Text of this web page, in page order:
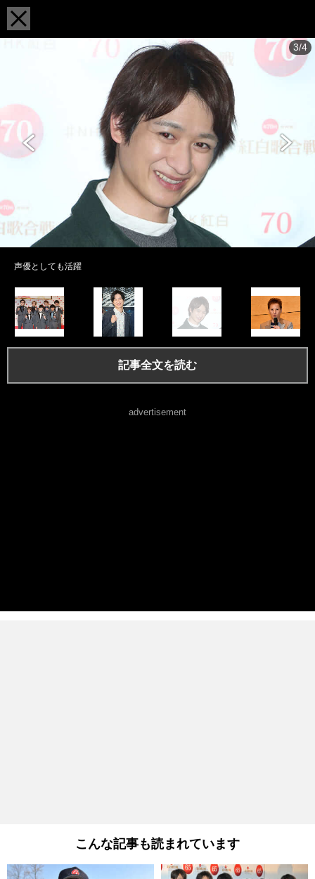
3/4
声優としても活躍
記事全文を読む
advertisement
こんな記事も読まれています